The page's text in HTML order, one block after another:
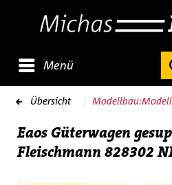
Menü
Übersicht
Eaos Güterwagen
Fleischmann 828302